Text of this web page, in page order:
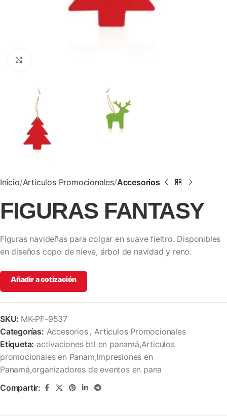
Inicio Articulos Promocionales Accesorios
FIGURAS FANTASY
Figuras navideñas para colgar en suave fieltro. Disponibles
en diseños copo de nieve, árbol de navidad y reno.
Añadir a cotización
SKU: MK-PF-9537
Categorías: Accesorios, Articulos Promocionales
Etiqueta: activaciones btl en panamá,Articulos
promocionales en Panam,Impresiones en
Panamá,organizadores de eventos en pana
Compartir: